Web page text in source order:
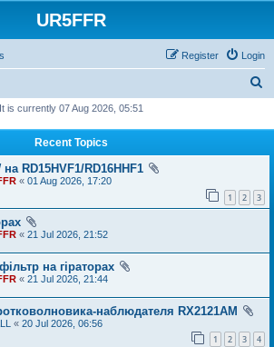
UR5FFR
Login
Register
h
It is currently 07 Aug 2026, 05:51
Recent Topics
на RD15HVF1/RD16HHF1
« 01 Aug 2026, 17:20
1 2 3
« 21 Jul 2026, 21:52
на гіраторах
« 21 Jul 2026, 21:44
наблюдателя RX2121AM
« 20 Jul 2026, 06:56
1 2 3 4